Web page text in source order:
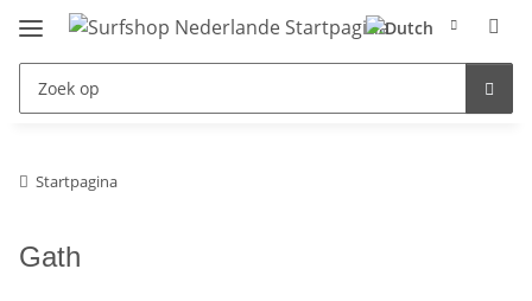
Startpagina
Gath